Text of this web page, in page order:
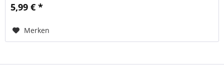
5,99 € *
Merken